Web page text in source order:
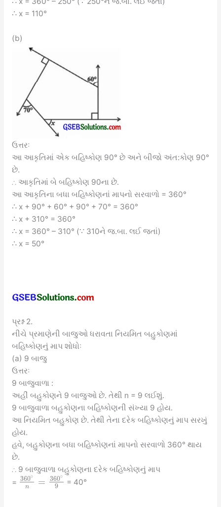
∴ x = 110°
(b)
ઉત્તરઃ
આ આકૃતિમાં એક બહિષ્કોણ 90° છે અને બીજો અંત:કોણ 90°
છે.
∴ આકૃતિમાં બે બહિષ્કોણ 90ના છે.
આ આકૃતિના બધા બહિષ્કોણનાં માપનો સરવાળો = 360°
∴ x + 90° + 60° + 90° + 70° = 360°
∴ x + 310° = 360°
∴ x = 360° – 310° (∵ 310ને જ.બા. લઈ જતાં)
∴ x = 50°
પ્રશ્ન 2.
નીચે પ્રમાણેની બાજુઓ ધરાવતા નિયમિત બહુકોણમાં
બહિષ્કોણનું માપ શોધોઃ
(a) 9 બાજુ
ઉત્તરઃ
9 બાજુવાળા :
અહીં બહુકોણને 9 બાજુઓ છે. તેથી n = 9 લઈશું.
9 બાજુવાળા બહુકોણના બહિષ્કોણની સંખ્યા 9 હોય.
આ નિયમિત બહુકોણ છે. તેથી તેના દરેક બહિષ્કોણનું માપ સરખું
હોય.
હવે, બહુકોણના બધા બહિષ્કોણનાં માપનો સરવાળો 360° થાય
છે.
∴ 9 બાજુવાળા બહુકોણના દરેક બહિષ્કોણનું માપ
= 360∘
n = 360∘
9 = 40°